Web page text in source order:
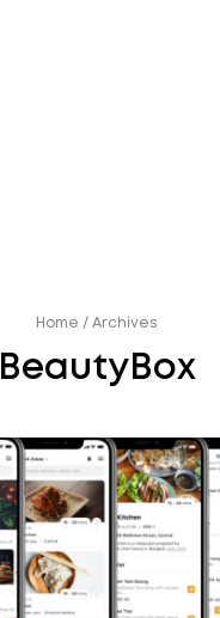
Home /Archives
BeautyBox